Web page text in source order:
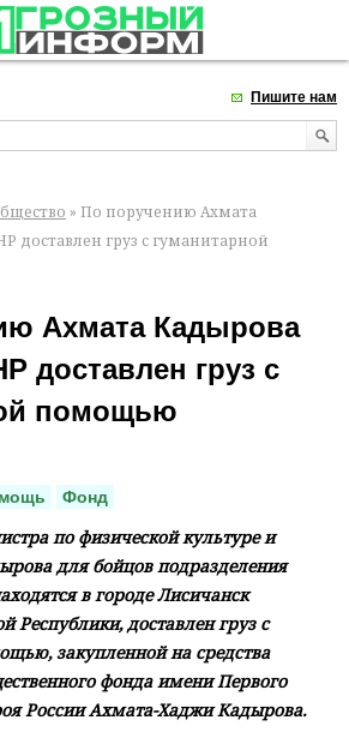
Пишите нам
» По поручению Ахмата
доставлен груз с гуманитарной
Ахмата Кадырова
доставлен груз с
помощью
Фонд
по физической культуре и
для бойцов подразделения
в городе Лисичанск
Республики, доставлен груз с
закупленной на средства
фонда имени Первого
России Ахмата-Хаджи Кадырова.